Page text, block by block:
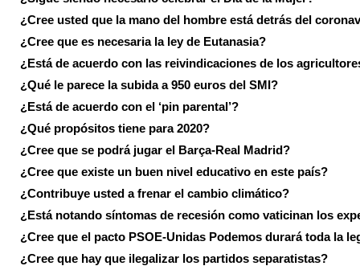
¿Cree usted que la mano del hombre está detrás del
¿Cree que es necesaria la ley de Eutanasia?
¿Está de acuerdo con las reivindicaciones de los
¿Qué le parece la subida a 950 euros del SMI?
¿Está de acuerdo con el ‘pin parental’?
¿Qué propósitos tiene para 2020?
¿Cree que se podrá jugar el Barça-Real Madrid?
¿Cree que existe un buen nivel educativo en este país?
¿Contribuye usted a frenar el cambio climático?
¿Está notando síntomas de recesión como vaticinan los
¿Cree que el pacto PSOE-Unidas Podemos durará toda la
¿Cree que hay que ilegalizar los partidos separatistas?